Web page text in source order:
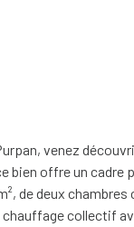
venez
offre un cadre
de deux
collectif